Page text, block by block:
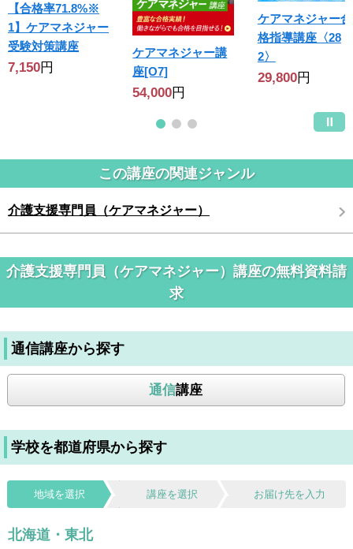
【合格率71.8%※
1】ケアマネジャー
受験対策講座
7,150円
ケアマネジャー講
座[O7]
54,000円
ケアマネジャー合
格指導講座〈28
2〉
29,800円
この講座の関連ジャンル
介護支援専門員（ケアマネジャー）
介護支援専門員（ケアマネジャー）講座の無料資料請
求
通信講座から探す
通信講座
学校を都道府県から探す
地域を選択 講座を選択 お届け先を入力
北海道・東北